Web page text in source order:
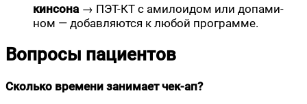
кин­со­на → ПЭТ-КТ с ами­ло­и­дом или допа­ми­
ном — добав­ля­ют­ся к любой программе.
Вопросы пациентов
Сколь­ко вре­ме­ни зани­ма­ет чек-ап?